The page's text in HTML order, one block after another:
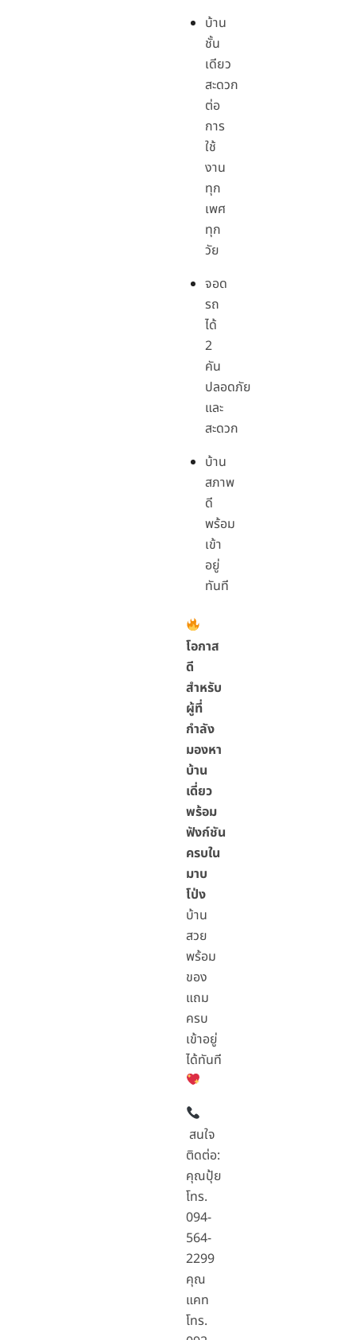
บ้าน
ชั้น
เดียว
สะดวก
ต่อ
การ
ใช้
งาน
ทุก
เพศ
ทุก
วัย
จอด
รถ
ได้
2
คัน
ปลอดภัย
และ
สะดวก
บ้าน
สภาพ
ดี
พร้อม
เข้า
อยู่
ทันที
โอกาส
ดี
สำหรับ
ผู้ที่
กำลัง
มองหา
บ้าน
เดี่ยว
พร้อม
ฟังก์ชัน
ครบใน
มาบ
โป่ง
บ้าน
สวย
พร้อม
ของ
แถม
ครบ
เข้าอยู่
ได้ทันที
สนใจ
ติดต่อ:
คุณปุ้ย
โทร.
094-
564-
2299
คุณ
แคท
โทร.